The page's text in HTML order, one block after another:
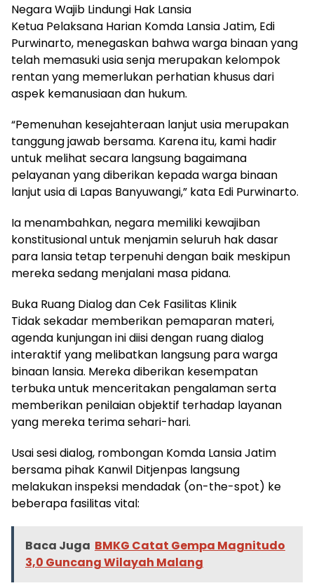
Negara Wajib Lindungi Hak Lansia
Ketua Pelaksana Harian Komda Lansia Jatim, Edi
Purwinarto, menegaskan bahwa warga binaan yang
telah memasuki usia senja merupakan kelompok
rentan yang memerlukan perhatian khusus dari
aspek kemanusiaan dan hukum.
“Pemenuhan kesejahteraan lanjut usia merupakan
tanggung jawab bersama. Karena itu, kami hadir
untuk melihat secara langsung bagaimana
pelayanan yang diberikan kepada warga binaan
lanjut usia di Lapas Banyuwangi,” kata Edi Purwinarto.
Ia menambahkan, negara memiliki kewajiban
konstitusional untuk menjamin seluruh hak dasar
para lansia tetap terpenuhi dengan baik meskipun
mereka sedang menjalani masa pidana.
Buka Ruang Dialog dan Cek Fasilitas Klinik
Tidak sekadar memberikan pemaparan materi,
agenda kunjungan ini diisi dengan ruang dialog
interaktif yang melibatkan langsung para warga
binaan lansia. Mereka diberikan kesempatan
terbuka untuk menceritakan pengalaman serta
memberikan penilaian objektif terhadap layanan
yang mereka terima sehari-hari.
Usai sesi dialog, rombongan Komda Lansia Jatim
bersama pihak Kanwil Ditjenpas langsung
melakukan inspeksi mendadak (on-the-spot) ke
beberapa fasilitas vital:
Baca Juga BMKG Catat Gempa Magnitudo
3,0 Guncang Wilayah Malang